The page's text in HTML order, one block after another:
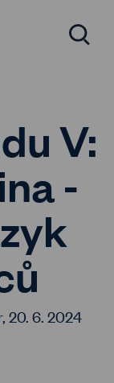
V:
-
20. 6. 2024